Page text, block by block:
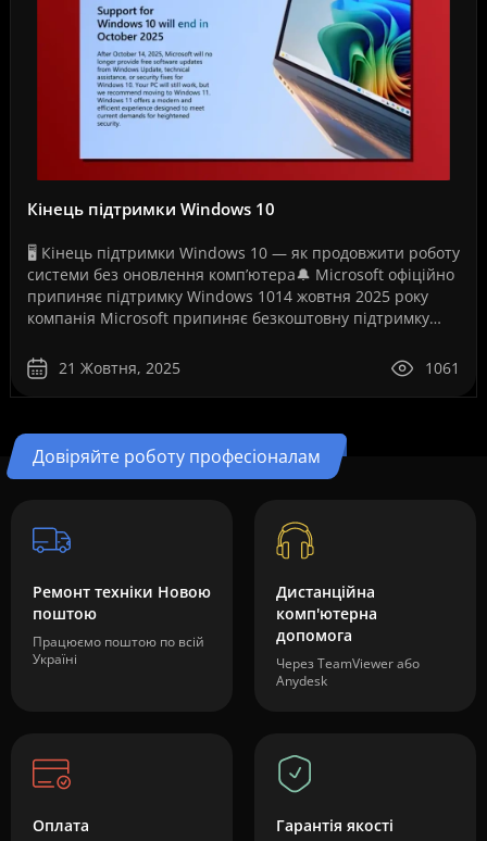
Кінець підтримки Windows 10
🖥️ Кінець підтримки Windows 10 — як продовжити роботу
системи без оновлення комп’ютера🔔 Microsoft офіційно
припиняє підтримку Windows 1014 жовтня 2025 року
компанія Microsoft припиняє безкоштовну підтримку
21 Жовтня, 2025
1061
Довіряйте роботу професіоналам
Ремонт техніки Новою
поштою
Працюємо поштою по всій
Україні
Дистанційна
комп'ютерна
допомога
Через TeamViewer або
Anydesk
Оплата Гарантія якості